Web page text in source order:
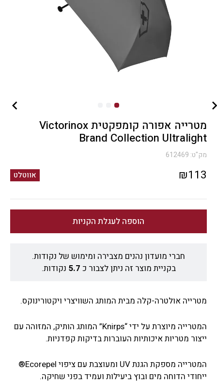
מטרייה אפורה קומפקטית Victorinox
Brand Collection Ultralight
מק"ט: 612469
₪113 אווטלט
הוספה לעגלת הקניות
חברי מועדון נהנים מצבירה ומימוש של נקודות.
בקניית מוצר זה ניתן לצבור כ 5.7 נקודות.
מטרייה אולטרה-קלה מבית המותג השוויצרי ויקטורינוקס.
המטרייה מיוצרת על ידי “Knirps” המותג הותיק, המזוהה עם
ייצור מטריות איכותיות העוברות בדיקות קפדניות.
המטרייה מספקת הגנת UV ומעוצבת עם ציפוי Ecorepel®
ייחודי הדוחה מים ובוץ ביעילות ועמיד בפני שחיקה.